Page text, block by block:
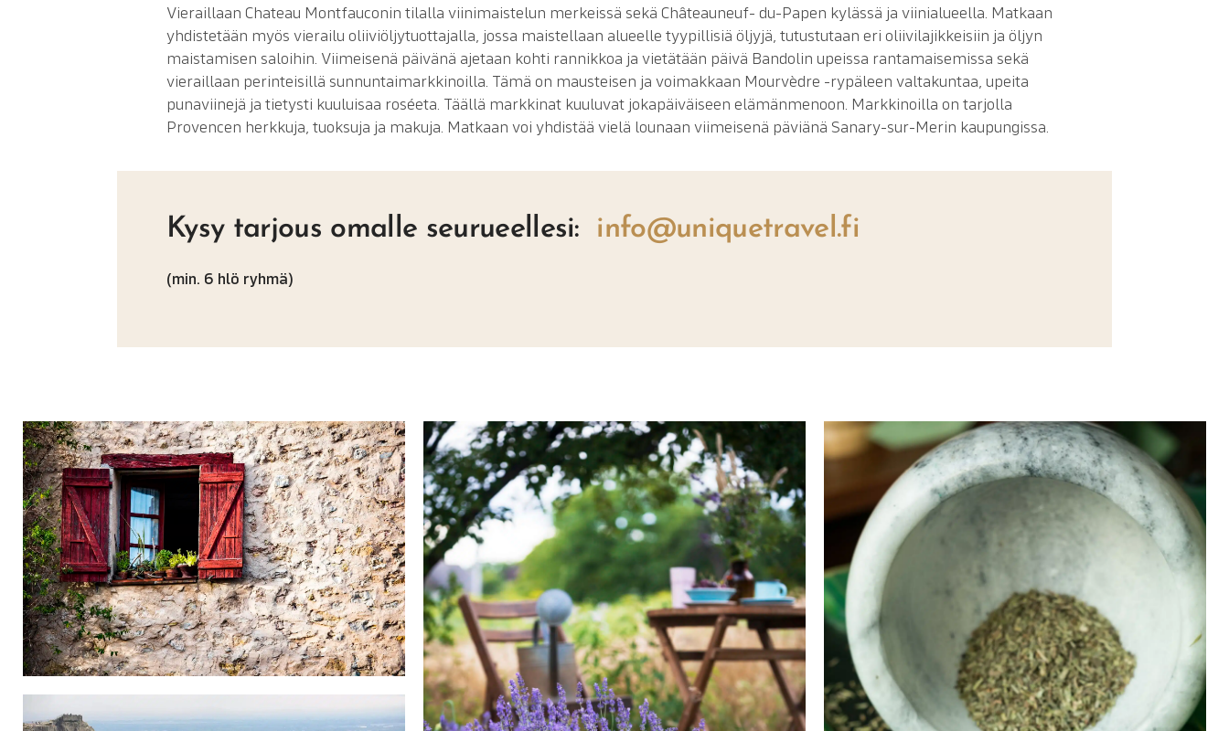
Vieraillaan Chateau Montfauconin tilalla viinimaistelun merkeissä sekä Châteauneuf- du-Papen kylässä ja viinialueella. Matkaan
yhdistetään myös vierailu oliiviöljytuottajalla, jossa maistellaan alueelle tyypillisiä öljyjä, tutustutaan eri oliivilajikkeisiin ja öljyn
maistamisen saloihin. Viimeisenä päivänä ajetaan kohti rannikkoa ja vietätään päivä Bandolin upeissa rantamaisemissa sekä
vieraillaan perinteisillä sunnuntaimarkkinoilla. Tämä on mausteisen ja voimakkaan Mourvèdre -rypäleen valtakuntaa, upeita
punaviinejä ja tietysti kuuluisaa roséeta. Täällä markkinat kuuluvat jokapäiväiseen elämänmenoon. Markkinoilla on tarjolla
Provencen herkkuja, tuoksuja ja makuja. Matkaan voi yhdistää vielä lounaan viimeisenä päviänä Sanary-sur-Merin kaupungissa.
Kysy tarjous omalle seurueellesi: info@uniquetravel.fi
(min. 6 hlö ryhmä)